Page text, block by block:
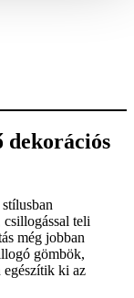
dekorációs
teli
még jobban
gömbök,
egészítik ki az